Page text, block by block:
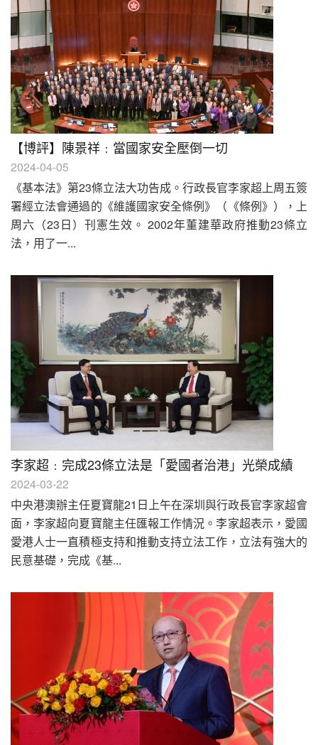
【博評】陳景祥﹕當國家安全壓倒一切
2024-04-05
《基本法》第23條立法大功告成。行政長官李家超上周五簽
署經立法會通過的《維護國家安全條例》（《條例》），上
周六（23日）刊憲生效。 2002年董建華政府推動23條立
法，用了一...
李家超﹕完成23條立法是「愛國者治港」光榮成績
2024-03-22
中央港澳辦主任夏寶龍21日上午在深圳與行政長官李家超會
面，李家超向夏寶龍主任匯報工作情況。李家超表示，愛國
愛港人士一直積極支持和推動支持立法工作，立法有強大的
民意基礎，完成《基...